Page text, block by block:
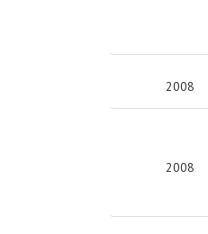
2008
2008